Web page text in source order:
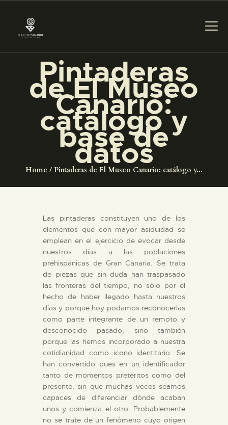
Pintaderas
de El Museo
Canario:
catálogo y
base de
datos
Home Pintaderas de El Museo Canario: catálogo y...
PREPARAR LA VISITA
ACTIVIDADES
EL MUSEO
DIDÁCTICA
ESPAÑOL
PREPARAR LA VISITA
ACTIVIDADES
█
EL MUSEO
COLECCIONES
Las pintaderas constituyen uno de los
elementos que con mayor asiduidad se
emplean en el ejercicio de evocar desde
nuestros días a las poblaciones
prehispánicas de Gran Canaria. Se trata
de piezas que sin duda han traspasado
las fronteras del tiempo, no sólo por el
hecho de haber llegado hasta nuestros
días y porque hoy podamos reconocerlas
como parte integrante de un remoto y
desconocido pasado, sino también
porque las hemos incorporado a nuestra
cotidianidad como icono identitario. Se
han convertido pues en un identificador
tanto de momentos pretéritos como del
presente, sin que muchas veces seamos
capaces de diferenciar dónde acaban
unos y comienza el otro. Probablemente
no se trate de un fenómeno cuyo origen